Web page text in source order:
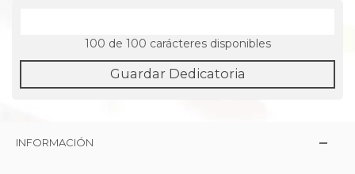
100 de 100 carácteres disponibles
Guardar Dedicatoria
INFORMACIÓN